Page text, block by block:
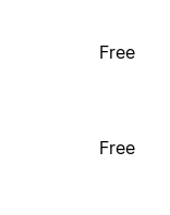
Free
Free